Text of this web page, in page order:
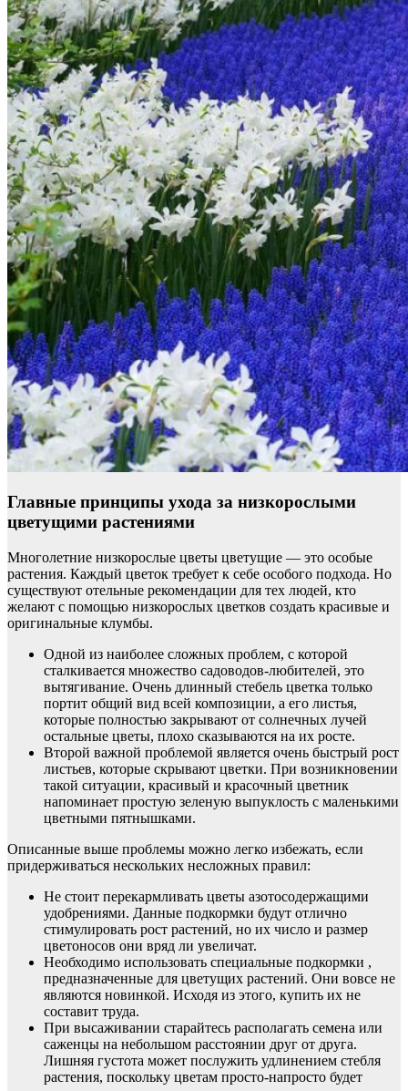
Главные принципы ухода за низкорослыми
цветущими растениями
Многолетние низкорослые цветы цветущие — это особые
растения. Каждый цветок требует к себе особого подхода. Но
существуют отельные рекомендации для тех людей, кто
желают с помощью низкорослых цветков создать красивые и
оригинальные клумбы.
Одной из наиболее сложных проблем, с которой
сталкивается множество садоводов-любителей, это
вытягивание. Очень длинный стебель цветка только
портит общий вид всей композиции, а его листья,
которые полностью закрывают от солнечных лучей
остальные цветы, плохо сказываются на их росте.
Второй важной проблемой является очень быстрый рост
листьев, которые скрывают цветки. При возникновении
такой ситуации, красивый и красочный цветник
напоминает простую зеленую выпуклость с маленькими
цветными пятнышками.
Описанные выше проблемы можно легко избежать, если
придерживаться нескольких несложных правил:
Не стоит перекармливать цветы азотосодержащими
удобрениями. Данные подкормки будут отлично
стимулировать рост растений, но их число и размер
цветоносов они вряд ли увеличат.
Необходимо использовать специальные подкормки ,
предназначенные для цветущих растений. Они вовсе не
являются новинкой. Исходя из этого, купить их не
составит труда.
При высаживании старайтесь располагать семена или
саженцы на небольшом расстоянии друг от друга.
Лишняя густота может послужить удлинением стебля
растения, поскольку цветам просто-напросто будет